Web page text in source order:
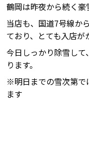
鶴岡は昨夜から続く豪
当店も、国道7号線か
ており、とても入店が
今日しっかり除雪し
ります。
※明日までの雪次第で
ます